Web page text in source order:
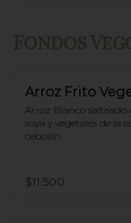
Arroz Frito
Arroz Blanco salteado
soya y vegetales de la
cebollín.
$11.500